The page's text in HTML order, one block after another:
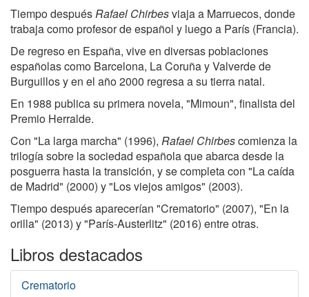
Tiempo despuésRafael Chirbesviaja a Marruecos, donde
trabaja como profesor de español y luego a París (Francia).
De regreso en España, vive en diversas poblaciones
españolas como Barcelona, La Coruña y Valverde de
Burguillos y en el año 2000 regresa a su tierra natal.
En 1988 publica su primera novela, "Mimoun", finalista del
Premio Herralde.
Con "La larga marcha" (1996), Rafael Chirbescomienza la
trilogía sobre la sociedad española que abarca desde la
posguerra hasta la transición, y se completa con "La caída
de Madrid" (2000) y "Los viejos amigos" (2003).
Tiempo después aparecerían "Crematorio" (2007), "En la
orilla" (2013) y "París-Austerlitz" (2016) entre otras.
Libros destacados
Crematorio